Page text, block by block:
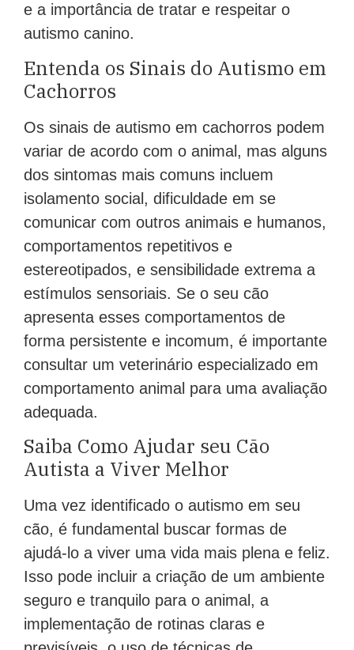
e a importância de tratar e respeitar o
autismo canino.
Entenda os Sinais do Autismo em
Cachorros
Os sinais de autismo em cachorros podem
variar de acordo com o animal, mas alguns
dos sintomas mais comuns incluem
isolamento social, dificuldade em se
comunicar com outros animais e humanos,
comportamentos repetitivos e
estereotipados, e sensibilidade extrema a
estímulos sensoriais. Se o seu cão
apresenta esses comportamentos de
forma persistente e incomum, é importante
consultar um veterinário especializado em
comportamento animal para uma avaliação
adequada.
Saiba Como Ajudar seu Cão
Autista a Viver Melhor
Uma vez identificado o autismo em seu
cão, é fundamental buscar formas de
ajudá-lo a viver uma vida mais plena e feliz.
Isso pode incluir a criação de um ambiente
seguro e tranquilo para o animal, a
implementação de rotinas claras e